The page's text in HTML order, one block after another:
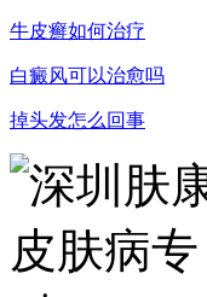
牛皮癣如何治疗
白癜风可以治愈吗
掉头发怎么回事